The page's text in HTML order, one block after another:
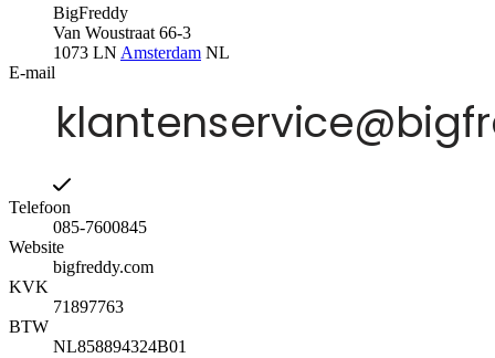
BigFreddy
Van Woustraat 66-3
1073 LN Amsterdam NL
E-mail
Telefoon
085-7600845
Website
bigfreddy.com
KVK
71897763
BTW
NL858894324B01